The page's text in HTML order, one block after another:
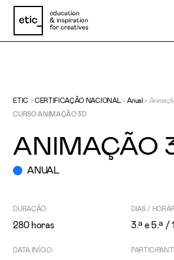
Email
Motivo
Mensagem
ETIC>CERTIFICAÇÃO NACIONAL >Anual >
CURSO ANIMAÇÃO 3D
ANIMAÇÃO
ANUAL
DURAÇÃO:
280 horas
DIAS /
3.ª e 5.ª /
DATA INÍCIO: